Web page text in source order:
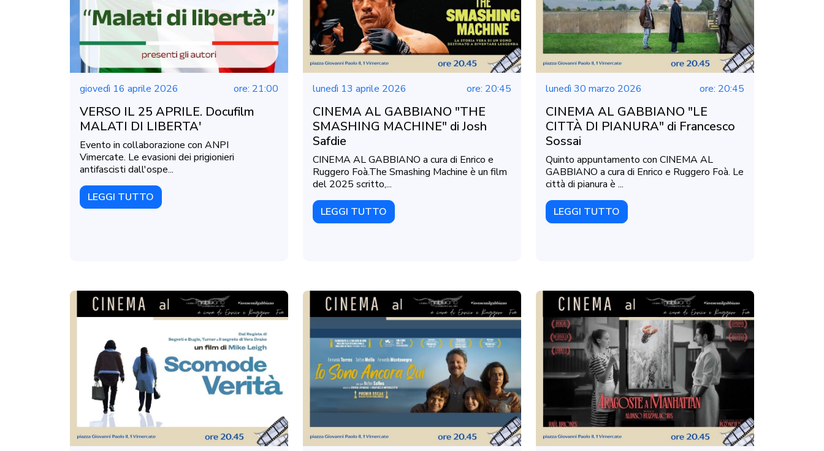
giovedì 16 aprile 2026 ore: 21:00
VERSO IL 25 APRILE. Docufilm
MALATI DI LIBERTA'
Evento in collaborazione con ANPI
Vimercate. Le evasioni dei prigionieri
antifascisti dall'ospe...
LEGGI TUTTO
lunedì 13 aprile 2026 ore: 20:45
CINEMA AL GABBIANO "THE
SMASHING MACHINE" di Josh
Safdie
CINEMA AL GABBIANO a cura di Enrico e
Ruggero Foà.The Smashing Machine è un film
del 2025 scritto,...
LEGGI TUTTO
lunedì 30 marzo 2026 ore: 20:45
CINEMA AL GABBIANO "LE
CITTÀ DI PIANURA" di Francesco
Sossai
Quinto appuntamento con CINEMA AL
GABBIANO a cura di Enrico e Ruggero Foà. Le
città di pianura è ...
LEGGI TUTTO